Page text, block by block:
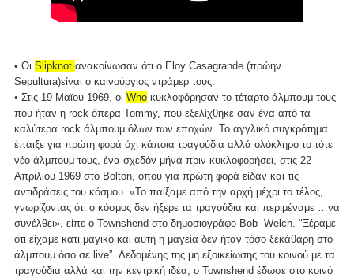
• Οι Slipknot ανακοίνωσαν ότι ο Eloy Casagrande (πρώην
Sepultura)είναι ο καινούργιος ντράμερ τους.
• Στις 19 Μαϊου 1969, οι Who κυκλοφόρησαν το τέταρτο άλμπουμ τους
που ήταν η rock όπερα Tommy, που εξελίχθηκε σαν ένα από τα
καλύτερα rock άλμπουμ όλων των εποχών. Το αγγλικό συγκρότημα
έπαιξε για πρώτη φορά όχι κάποια τραγούδια αλλά ολόκληρο το τότε
νέο άλμπουμ τους, ένα σχεδόν μήνα πριν κυκλοφορήσει, στις 22
Απριλίου 1969 στο Bolton, όπου για πρώτη φορά είδαν και τις
αντιδράσεις του κόσμου. «Το παίξαμε από την αρχή μέχρι το τέλος,
γνωρίζοντας ότι ο κόσμος δεν ήξερε τα τραγούδια και περιμέναμε …να
συνέλθει», είπε ο Townshend στο δημοσιογράφο Bob Welch. "Ξέραμε
ότι είχαμε κάτι μαγικό και αυτή η μαγεία δεν ήταν τόσο ξεκάθαρη στο
άλμπουμ όσο σε live”. Δεδομένης της μη εξοικείωσης του κοινού με τα
τραγούδια αλλά και την κεντρική ιδέα, ο Townshend έδωσε στο κοινό